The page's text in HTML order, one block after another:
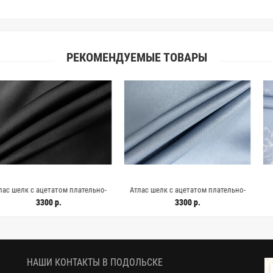
РЕКОМЕНДУЕМЫЕ ТОВАРЫ
плательно-
Н29/1 M10
Атлас шелк с ацетатом плательно-
блузочный Серо-голубой Н29/1 M30
Репс
хлопковый с
НАШИ КОНТАКТЫ В ПОДОЛЬСКЕ